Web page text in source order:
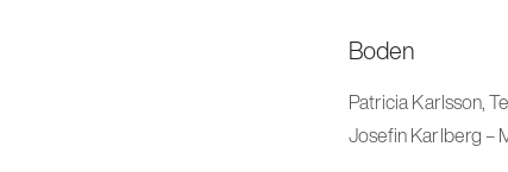
Boden
Patricia Karlsson,
Josefin Karlberg –